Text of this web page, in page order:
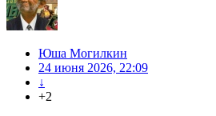
Юша Могилкин
24 июня 2026, 22:09
↓
+2